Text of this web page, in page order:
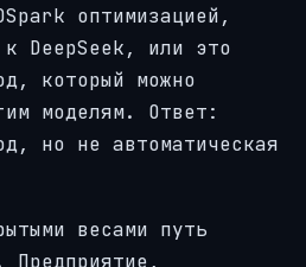
оптимизацией,
к DeepSeek, или это
который можно
моделям. Ответ:
но не автоматическая
весами путь
Предприятие,